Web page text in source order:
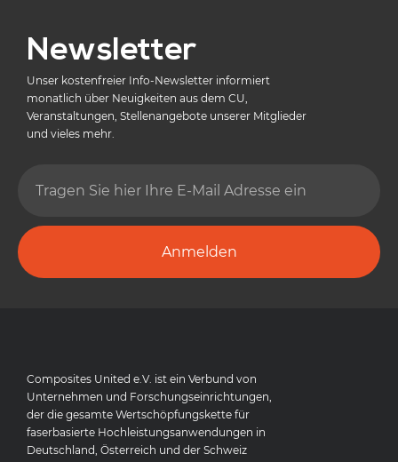
Newsletter
Unser kostenfreier Info-Newsletter informiert
monatlich über Neuigkeiten aus dem CU,
Veranstaltungen, Stellenangebote unserer Mitglieder
und vieles mehr.
Anmelden
Composites United e.V. ist ein Verbund von
Unternehmen und Forschungseinrichtungen,
der die gesamte Wertschöpfungskette für
faserbasierte Hochleistungsanwendungen in
Deutschland, Österreich und der Schweiz